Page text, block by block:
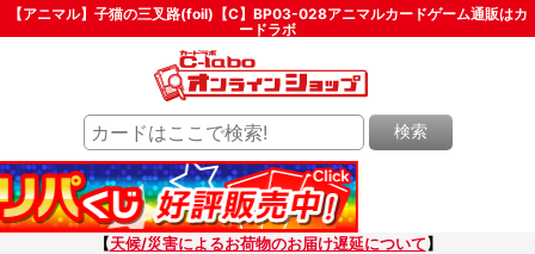
【アニマル】子猫の三叉路(foil)【C】BP03-028アニマルカードゲーム通販はカ
ードラボ
検索
【天候/災害によるお荷物のお届け遅延について 】